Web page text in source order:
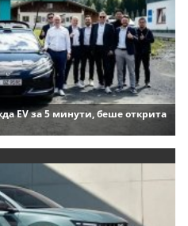
EV за 5 минути, беше открита